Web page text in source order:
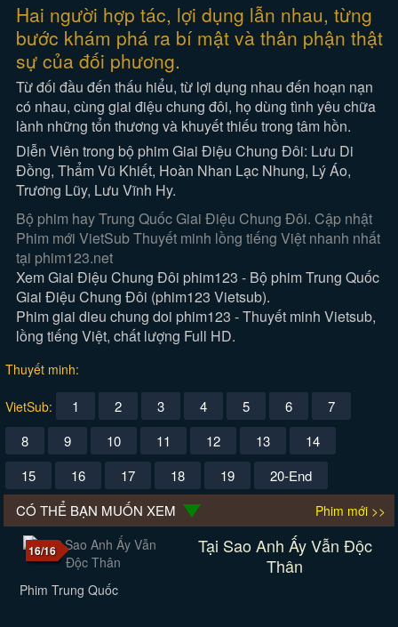
Hai người hợp tác, lợi dụng lẫn nhau, từng
bước khám phá ra bí mật và thân phận thật
sự của đối phương.
Từ đối đầu đến thấu hiểu, từ lợi dụng nhau đến hoạn nạn
có nhau, cùng giai điệu chung đôi, họ dùng tình yêu chữa
lành những tổn thương và khuyết thiếu trong tâm hồn.
Diễn Viên trong bộ phim Giai Điệu Chung Đôi: Lưu Di
Đồng, Thẩm Vũ Khiết, Hoàn Nhan Lạc Nhung, Lý Áo,
Trương Lũy, Lưu Vĩnh Hy.
Bộ phim hay Trung Quốc Giai Điệu Chung Đôi. Cập nhật
Phim mới VietSub Thuyết minh lồng tiếng Việt nhanh nhất
tại phim123.net
Xem Giai Điệu Chung Đôi phim123 - Bộ phim Trung Quốc
Giai Điệu Chung Đôi (phim123 Vietsub).
Phim giai dieu chung doi phim123 - Thuyết minh Vietsub,
lồng tiếng Việt, chất lượng Full HD.
Thuyết minh:
VietSub: 1 2 3 4 5 6
7
8
9 10 11 12 13
14
15
16 17 18 19
20-End
CÓ THỂ BẠN MUỐN XEM
Phim mới >>
16/16
Tại Sao Anh Ấy Vẫn Độc
Thân
Phim Trung Quốc